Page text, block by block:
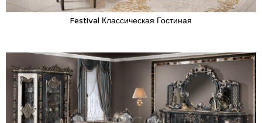
Festival Классическая Гостиная